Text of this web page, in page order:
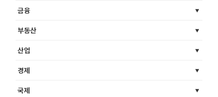
금융
부동산
산업
경제
국제